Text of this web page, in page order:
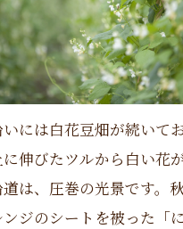
には白花豆畑が続いて
伸びたツルから白い花
は、圧巻の光景です。
ジのシートを被った「